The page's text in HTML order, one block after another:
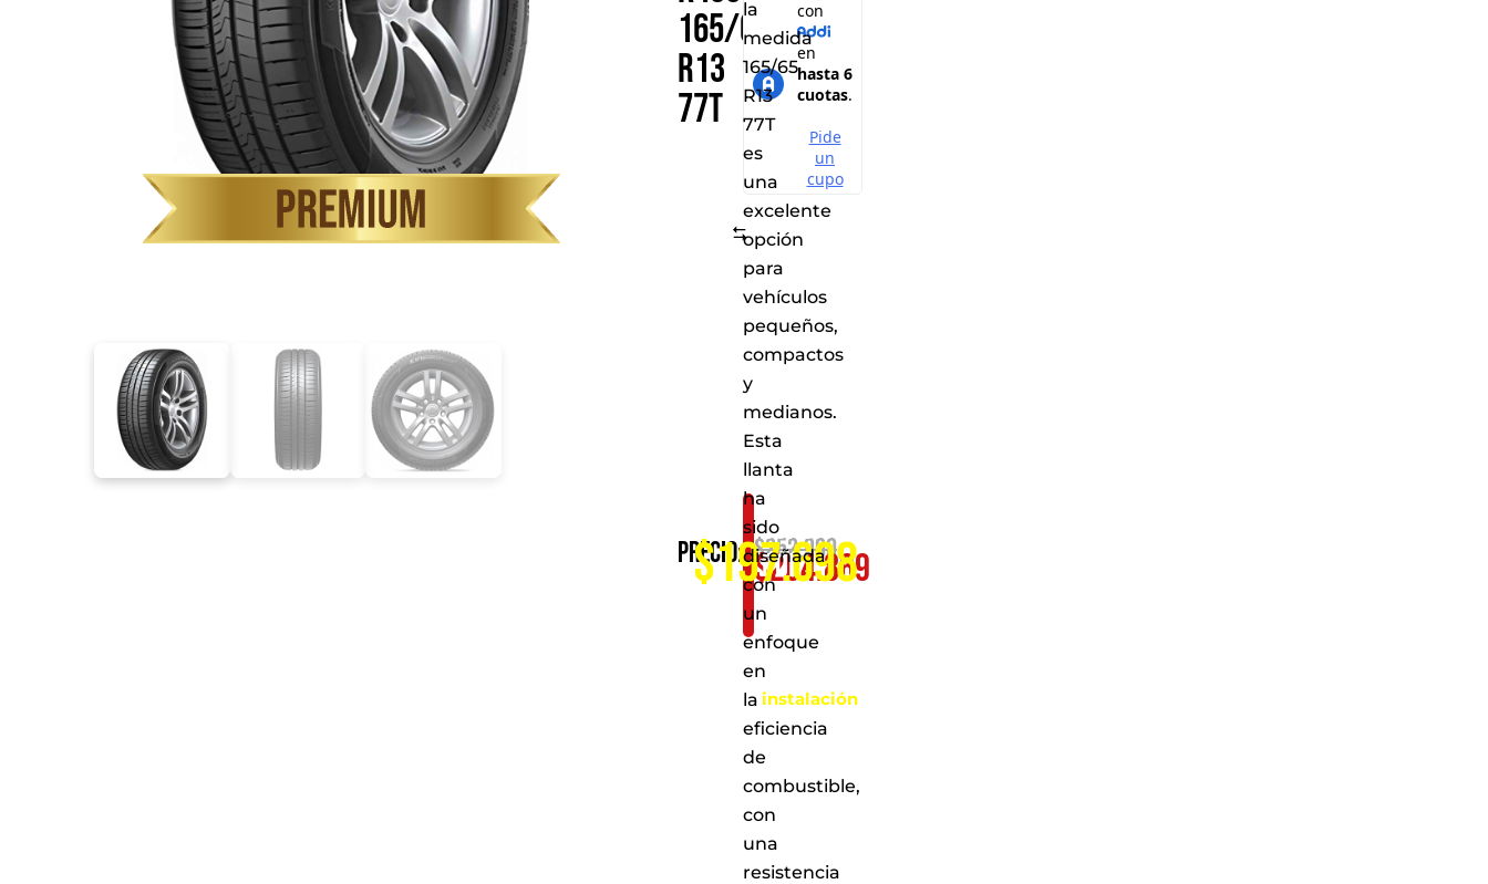
165/65
R13
77T
Precio: $252.900
$204.869
Consíguelo
por
solo:
Al
realizar
la
instalación
en
cualquiera
de
nuestros
de
servicio
a
$197.698
Comparar
la
medida
165/65
R13
77T
es
una
excelente
opción
para
vehículos
pequeños,
compactos
y
medianos.
Esta
llanta
ha
sido
diseñada
con
un
enfoque
en
la
eficiencia
de
combustible,
con
una
resistencia